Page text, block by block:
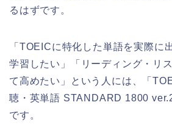
るはずです。
「TOEICに特化した単語を実際に
学習したい」「リーディング・リ
て高めたい」という人には、「
聴・英単語 STANDARD 1800
です。